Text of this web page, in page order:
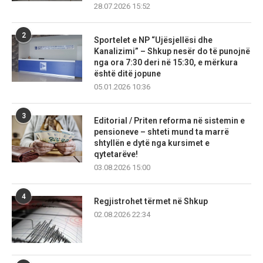
28.07.2026 15:52
2
Sportelet e NP “Ujësjellësi dhe
Kanalizimi” – Shkup nesër do të punojnë
nga ora 7:30 deri në 15:30, e mërkura
është ditë jopune
05.01.2026 10:36
3
Editorial / Priten reforma në sistemin e
pensioneve – shteti mund ta marrë
shtyllën e dytë nga kursimet e
qytetarëve!
03.08.2026 15:00
4
Regjistrohet tërmet në Shkup
02.08.2026 22:34